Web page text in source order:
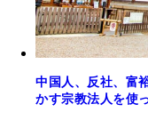
中国人、反社、富
かす宗教法人を使